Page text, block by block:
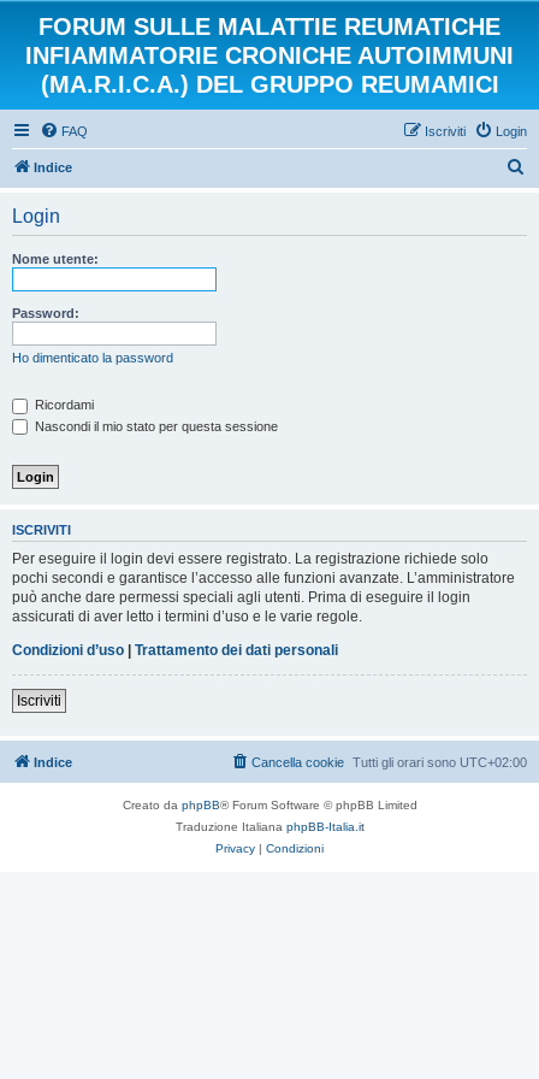
FORUM SULLE MALATTIE REUMATICHE
INFIAMMATORIE CRONICHE AUTOIMMUNI
(MA.R.I.C.A.) DEL GRUPPO REUMAMICI
FAQ Login
Iscriviti
Indice
Login
Nome utente:
Password:
Ho dimenticato la password
Ricordami
Nascondi il mio stato per questa sessione
ISCRIVITI
Per eseguire il login devi essere registrato. La registrazione richiede solo
pochi secondi e garantisce l’accesso alle funzioni avanzate. L’amministratore
può anche dare permessi speciali agli utenti. Prima di eseguire il login
assicurati di aver letto i termini d’uso e le varie regole.
Condizioni d’uso | Trattamento dei dati personali
Iscriviti
Indice Tutti gli orari sono UTC+02:00
Cancella cookie
Creato da phpBB® Forum Software © phpBB Limited
Traduzione Italiana phpBB-Italia.it
Privacy | Condizioni